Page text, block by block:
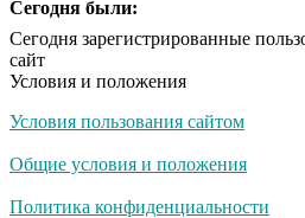
Сегодня были:
Сегодня зарегистрированные
сайт
Условия и положения
Условия пользования сайтом
Общие условия и положения
Политика конфиденциальности